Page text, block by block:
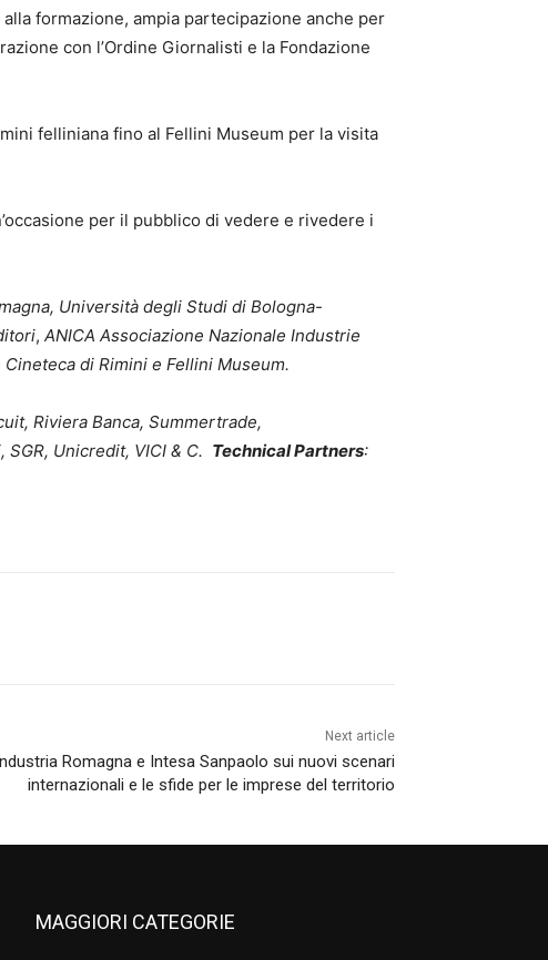
formazione, ampia partecipazione anche per
con l’Ordine Giornalisti e la Fondazione
felliniana fino al Fellini Museum per la visita
per il pubblico di vedere e rivedere i
Università degli Studi di Bologna-
, ANICA Associazione Nazionale Industrie
di Rimini e Fellini Museum.
Riviera Banca, Summertrade,
Unicredit, VICI & C. Technical Partners:
Next article
Romagna e Intesa Sanpaolo sui nuovi scenari
internazionali e le sfide per le imprese del territorio
MAGGIORI CATEGORIE